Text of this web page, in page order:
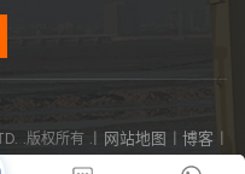
.版权所有 .| 网站地图 | 博客 |